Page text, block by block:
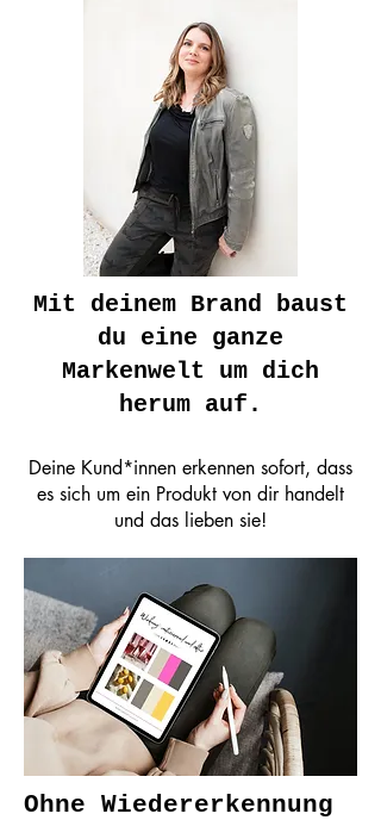
Mit deinem Brand baust
du eine ganze
Markenwelt um dich
herum auf.
Deine Kund*innen erkennen sofort, dass
es sich um ein Produkt von dir handelt
und das lieben sie!
Ohne Wiedererkennung